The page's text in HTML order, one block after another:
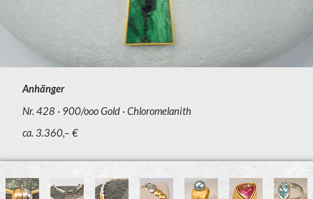
Anhänger
Nr. 428
900/ooo Gold Chloromelanith
ca. 3.360,– €